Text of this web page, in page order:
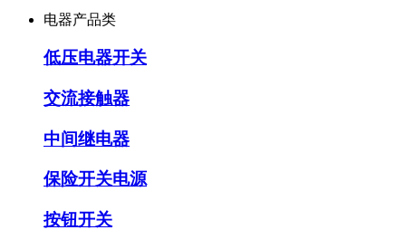
电器产品类
低压电器开关
交流接触器
中间继电器
保险开关电源
按钮开关